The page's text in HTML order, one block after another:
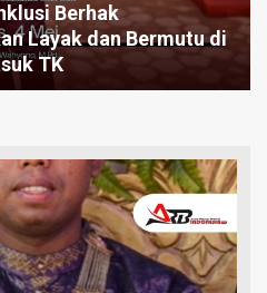
Berhak
Layak dan Bermutu di
TK